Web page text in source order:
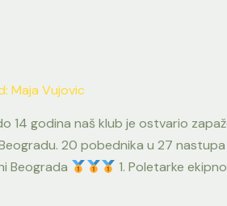
Maja Vujovic
14 godina naš klub je ostvario
20 pobednika u 27
Beograda
1. Poletarke